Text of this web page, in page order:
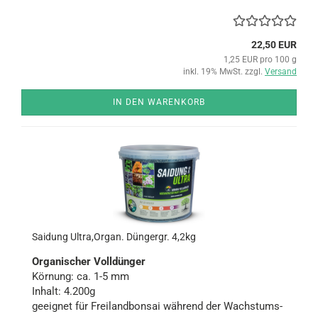
22,50 EUR
1,25 EUR pro 100 g
inkl. 19% MwSt. zzgl. Versand
IN DEN WARENKORB
Sai­dung Ultra,Organ. Dün­g­er­gr. 4,2kg
Or­ga­ni­scher Voll­dün­ger
Kör­nung: ca. 1-5 mm
In­halt: 4.200g
ge­eig­net für Frei­land­bon­sai wäh­rend der Wachs­tums­